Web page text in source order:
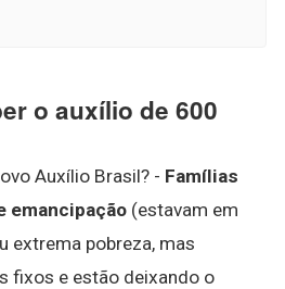
o auxílio de 600
Auxílio Brasil? - Famílias
emancipação (estavam em
extrema pobreza, mas
fixos e estão deixando o